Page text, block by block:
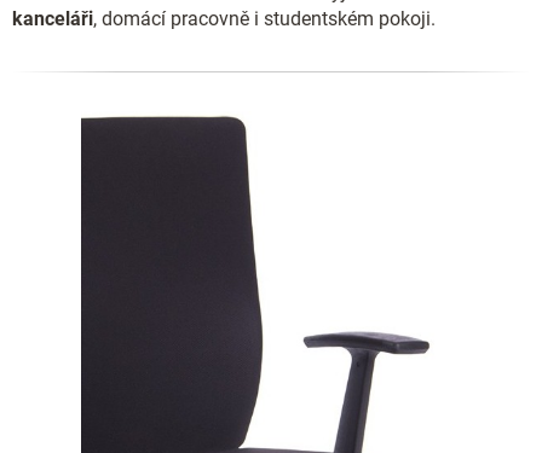
kanceláři, domácí pracovně i studentském pokoji.